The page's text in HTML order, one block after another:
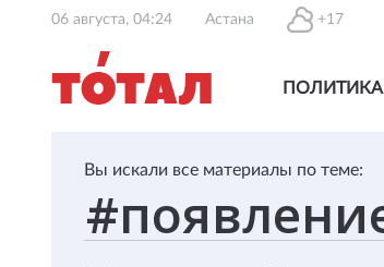
06 августа, 04:24 Астана +17
ПОЛИТИКА
Вы искали все материалы по теме: